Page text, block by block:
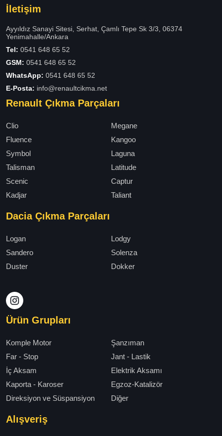
İletişim
Ayyıldız Sanayi Sitesi, Serhat, Çamlı Tepe Sk 3/3, 06374
Yenimahalle/Ankara
Tel: 0541 648 65 52
GSM: 0541 648 65 52
WhatsApp: 0541 648 65 52
E-Posta: info@renaultcikma.net
Renault Çıkma Parçaları
Clio
Megane
Fluence
Kangoo
Symbol
Laguna
Talisman
Latitude
Scenic
Captur
Kadjar
Taliant
Dacia Çıkma Parçaları
Logan
Lodgy
Sandero
Solenza
Duster
Dokker
Ürün Grupları
Komple Motor
Şanzıman
Far - Stop
Jant - Lastik
İç Aksam
Elektrik Aksamı
Kaporta - Karoser
Egzoz-Katalizör
Direksiyon ve Süspansiyon
Diğer
Alışveriş